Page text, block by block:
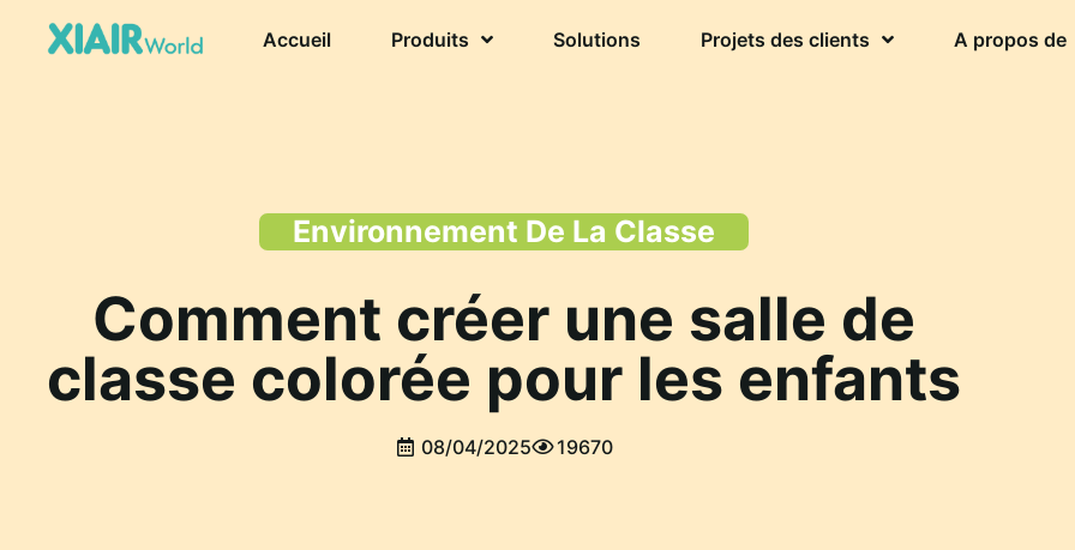
Accueil Produits Solutions Projets des clients A propos de
Environnement De La Classe
Comment créer une salle de
classe colorée pour les enfants
08/04/2025 19670